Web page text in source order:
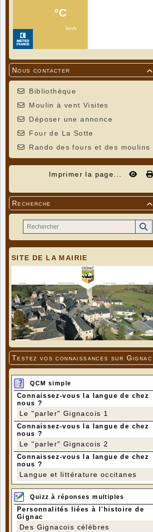

Nous contacter
Bibliothèque
Moulin à vent Visites
Déposer une annonce
Four de La Sotte
Rando des fours et des moulins
Imprimer la page...

Recherche
SITE DE LA MAIRIE
Testez vos connaissances sur Gignac
QCM simple
Connaissez-vous la langue de chez
nous ?
Le "parler" Gignacois 1
Connaissez-vous la langue de chez
nous ?
Le "parler" Gignacois 2
Connaissez-vous la langue de chez
nous ?
Langue et littérature occitanes
Quizz à réponses multiples
Personnalités liées à l'histoire de
Gignac
Des Gignacois célèbres